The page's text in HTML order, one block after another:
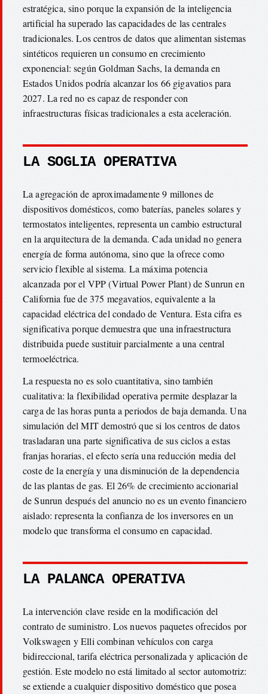
estratégica, sino porque la expansión de la inteligencia
artificial ha superado las capacidades de las centrales
tradicionales. Los centros de datos que alimentan sistemas
sintéticos requieren un consumo en crecimiento
exponencial: según Goldman Sachs, la demanda en
Estados Unidos podría alcanzar los 66 gigavatios para
2027. La red no es capaz de responder con
infraestructuras físicas tradicionales a esta aceleración.
LA SOGLIA OPERATIVA
La agregación de aproximadamente 9 millones de
dispositivos domésticos, como baterías, paneles solares y
termostatos inteligentes, representa un cambio estructural
en la arquitectura de la demanda. Cada unidad no genera
energía de forma autónoma, sino que la ofrece como
servicio flexible al sistema. La máxima potencia
alcanzada por el VPP (Virtual Power Plant) de Sunrun en
California fue de 375 megavatios, equivalente a la
capacidad eléctrica del condado de Ventura. Esta cifra es
significativa porque demuestra que una infraestructura
distribuida puede sustituir parcialmente a una central
termoeléctrica.
La respuesta no es solo cuantitativa, sino también
cualitativa: la flexibilidad operativa permite desplazar la
carga de las horas punta a periodos de baja demanda. Una
simulación del MIT demostró que si los centros de datos
trasladaran una parte significativa de sus ciclos a estas
franjas horarias, el efecto sería una reducción media del
coste de la energía y una disminución de la dependencia
de las plantas de gas. El 26% de crecimiento accionarial
de Sunrun después del anuncio no es un evento financiero
aislado: representa la confianza de los inversores en un
modelo que transforma el consumo en capacidad.
LA PALANCA OPERATIVA
La intervención clave reside en la modificación del
contrato de suministro. Los nuevos paquetes ofrecidos por
Volkswagen y Elli combinan vehículos con carga
bidireccional, tarifa eléctrica personalizada y aplicación de
gestión. Este modelo no está limitado al sector automotriz:
se extiende a cualquier dispositivo doméstico que posea